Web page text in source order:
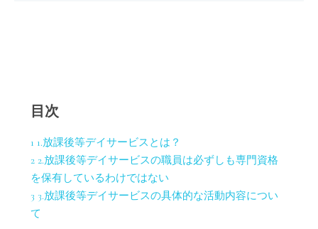
目次
1 1.放課後等デイサービスとは？
22.放課後等デイサービスの職員は必ずしも専門資格
を保有しているわけではない
3 3.放課後等デイサービスの具体的な活動内容につい
て